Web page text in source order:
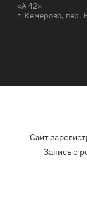
«А 42»
г. Кемерово,
Сайт
Запись о